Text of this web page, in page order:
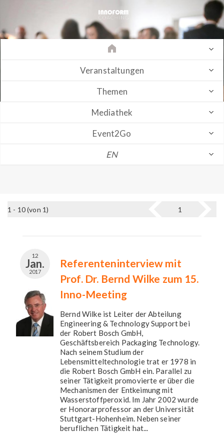
Veranstaltungen
Themen
Mediathek
Event2Go
EN
1 - 10 (von 1) 1
12
Jan.
2017
Referenteninterview mit
Prof. Dr. Bernd Wilke zum 15.
Inno-Meeting
Bernd Wilke ist Leiter der Abteilung
Engineering & Technology Support bei
der Robert Bosch GmbH,
Geschäftsbereich Packaging Technology.
Nach seinem Studium der
Lebensmitteltechnologie trat er 1978 in
die Robert Bosch GmbH ein. Parallel zu
seiner Tätigkeit promovierte er über die
Mechanismen der Entkeimung mit
Wasserstoffperoxid. Im Jahr 2002 wurde
er Honorarprofessor an der Universität
Stuttgart-Hohenheim. Neben seiner
beruflichen Tätigkeit hat...